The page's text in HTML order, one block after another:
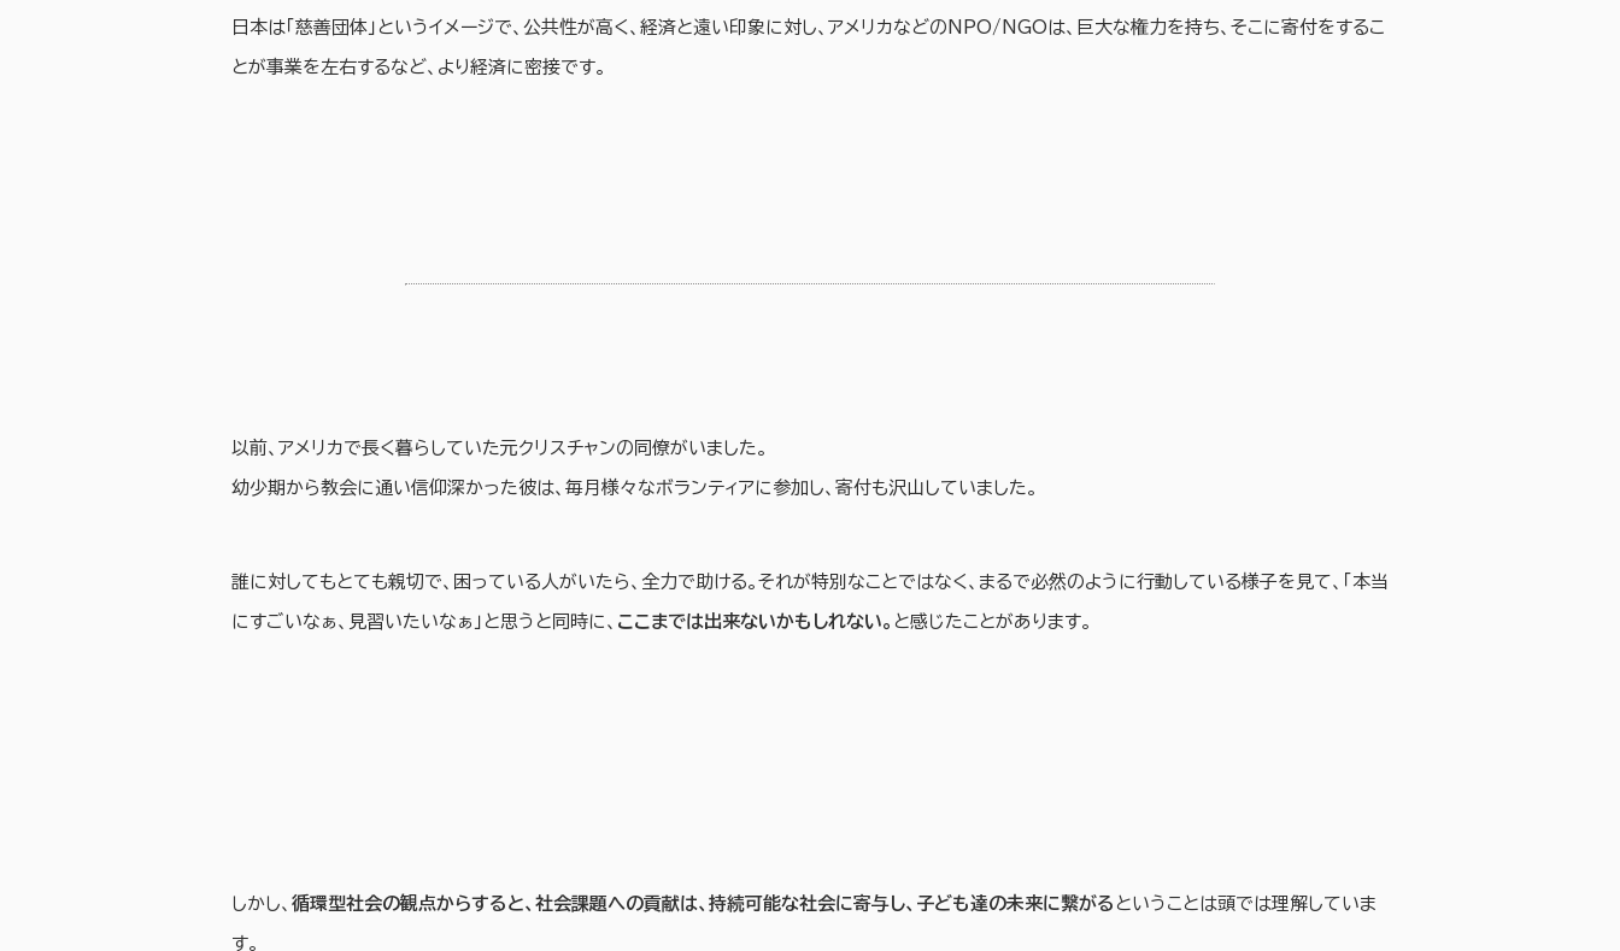
日本は「慈善団体」というイメージで、公共性が高く、経済と遠い印象に対し、アメリカなどのNPO/NGOは、巨大な権力を持ち、そこに寄付をするこ
とが事業を左右するなど、より経済に密接です。
以前、アメリカで長く暮らしていた元クリスチャンの同僚がいました。
幼少期から教会に通い信仰深かった彼は、毎月様々なボランティアに参加し、寄付も沢山していました。
誰に対してもとても親切で、困っている人がいたら、全力で助ける。それが特別なことではなく、まるで必然のように行動している様子を見て、「本当
にすごいなぁ、見習いたいなぁ」と思うと同時に、 ここまでは出来ないかもしれない。 と感じたことがあります。
しかし、 循環型社会の観点からすると、社会課題への貢献は、持続可能な社会に寄与し、子ども達の未来に繋がる ということは頭では理解していま
す。